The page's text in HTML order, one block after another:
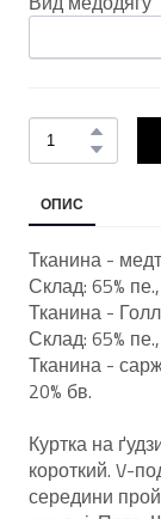
ОПИС
Тканина -
Склад: 65%
Тканина -
Склад: 65%
Тканина -
20% бв.
Куртка на
короткий. V-
середини